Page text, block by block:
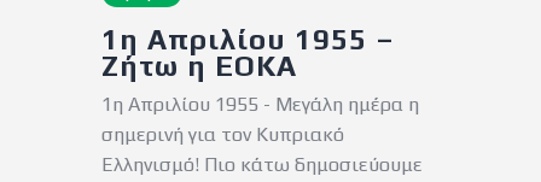
1η Απριλίου 1955 –
Ζήτω η ΕΟΚΑ
1η Απριλίου 1955 - Μεγάλη ημέρα η
σημερινή για τον Κυπριακό
Ελληνισμό! Πιο κάτω δημοσιεύουμε